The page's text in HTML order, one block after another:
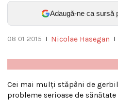
Adaugă-ne ca sursă
08 01 2015 Nicolae Hasegan
Cei mai mulți stăpâni de
probleme serioase de